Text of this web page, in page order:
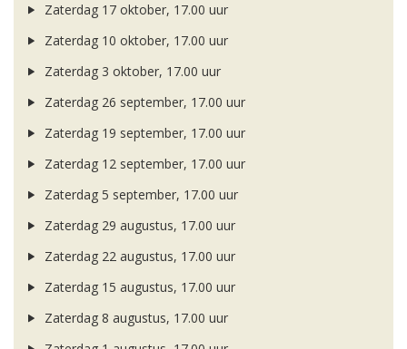
Zaterdag 17 oktober, 17.00 uur
Zaterdag 10 oktober, 17.00 uur
Zaterdag 3 oktober, 17.00 uur
Zaterdag 26 september, 17.00 uur
Zaterdag 19 september, 17.00 uur
Zaterdag 12 september, 17.00 uur
Zaterdag 5 september, 17.00 uur
Zaterdag 29 augustus, 17.00 uur
Zaterdag 22 augustus, 17.00 uur
Zaterdag 15 augustus, 17.00 uur
Zaterdag 8 augustus, 17.00 uur